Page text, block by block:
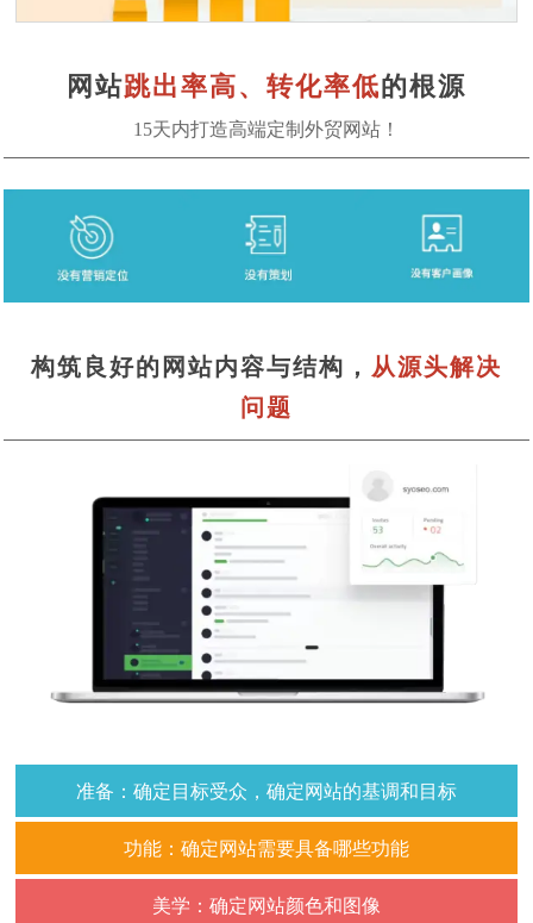
网站跳出率高、转化率低的根源
15天内打造高端定制外贸网站！
构筑良好的网站内容与结构， 从源头解决
问题
准备：确定目标受众，确定网站的基调和目标
功能：确定网站需要具备哪些功能
美学：确定网站颜色和图像